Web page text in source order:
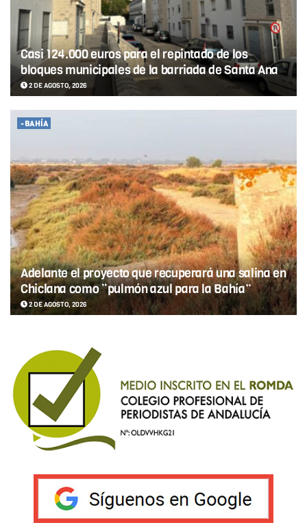
Casi 124.000 euros para el repintado de los
bloques municipales de la barriada de Santa Ana
2 DE AGOSTO, 2026
-BAHÍA
Adelante el proyecto que recuperará una salina en
Chiclana como “pulmón azul para la Bahía”
2 DE AGOSTO, 2026